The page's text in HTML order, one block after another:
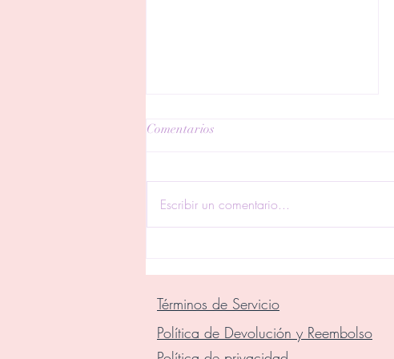
Comentarios
Escribir un comentario...
Términos de Servicio
Política de Devolución y Reembolso